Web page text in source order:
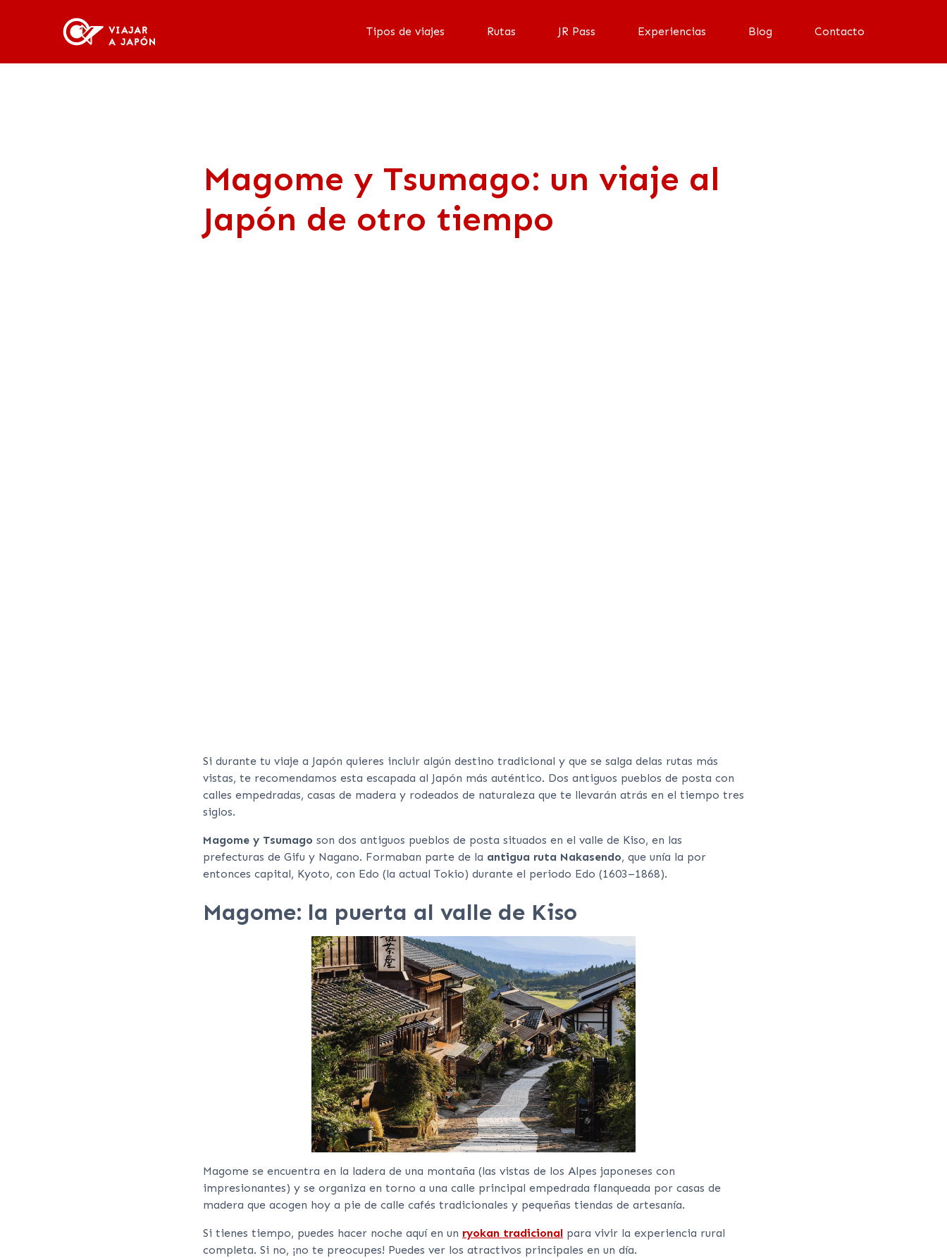
Tipos de viajes Rutas JR Pass Experiencias Blog Contacto
Magome y Tsumago: un viaje al
Japón de otro tiempo
Si durante tu viaje a Japón quieres incluir algún destino tradicional y que se salga delas rutas más
vistas, te recomendamos esta escapada al Japón más auténtico. Dos antiguos pueblos de posta con
calles empedradas, casas de madera y rodeados de naturaleza que te llevarán atrás en el tiempo tres
siglos.
Magome y Tsumago son dos antiguos pueblos de posta situados en el valle de Kiso, en las
prefecturas de Gifu y Nagano. Formaban parte de la antigua ruta Nakasendo, que unía la por
entonces capital, Kyoto, con Edo (la actual Tokio) durante el periodo Edo (1603–1868).
Magome: la puerta al valle de Kiso
Magome se encuentra en la ladera de una montaña (las vistas de los Alpes japoneses con
impresionantes) y se organiza en torno a una calle principal empedrada flanqueada por casas de
madera que acogen hoy a pie de calle cafés tradicionales y pequeñas tiendas de artesanía.
Si tienes tiempo, puedes hacer noche aquí en un ryokan tradicional para vivir la experiencia rural
completa. Si no, ¡no te preocupes! Puedes ver los atractivos principales en un día.